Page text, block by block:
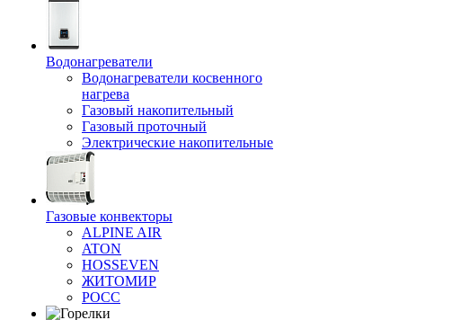
Водонагреватели
Водонагреватели косвенного
нагрева
Газовый накопительный
Газовый проточный
Электрические накопительные
Газовые конвекторы
ALPINE AIR
ATON
HOSSEVEN
ЖИТОМИР
РОСС